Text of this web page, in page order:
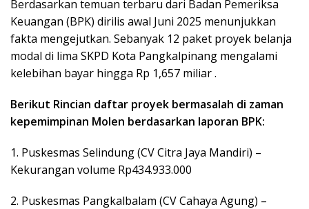
Berdasarkan temuan terbaru dari Badan Pemeriksa
Keuangan (BPK) dirilis awal Juni 2025 menunjukkan
fakta mengejutkan. Sebanyak 12 paket proyek belanja
modal di lima SKPD Kota Pangkalpinang mengalami
kelebihan bayar hingga Rp 1,657 miliar .
Berikut Rincian daftar proyek bermasalah di zaman
kepemimpinan Molen berdasarkan laporan BPK:
1. Puskesmas Selindung (CV Citra Jaya Mandiri) –
Kekurangan volume Rp434.933.000
2. Puskesmas Pangkalbalam (CV Cahaya Agung) –